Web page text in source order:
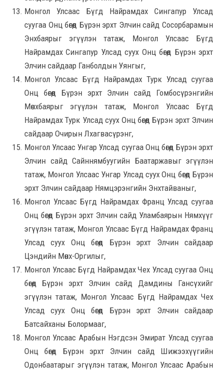
Монгол Улсаас Бүгд Найрамдах Сингапур Улсад
суугаа Онц бөгөөд Бүрэн эрхт Элчин сайд Сосорбарамын
Энхбаярыг эгүүлэн татаж, Монгол Улсаас Бүгд
Найрамдах Сингапур Улсад суух Онц бөгөөд Бүрэн эрхт
Элчин сайдаар Ганболдын Уянгыг,
Монгол Улсаас Бүгд Найрамдах Турк Улсад суугаа
Онц бөгөөд Бүрэн эрхт Элчин сайд Гомбосүрэнгийн
Мөнхбаярыг эгүүлэн татаж, Монгол Улсаас Бүгд
Найрамдах Турк Улсад суух Онц бөгөөд Бүрэн эрхт Элчин
сайдаар Очирын Лхагвасүрэнг,
Монгол Улсаас Унгар Улсад суугаа Онц бөгөөд Бүрэн эрхт
Элчин сайд Сайннямбуугийн Баатаржавыг эгүүлэн
татаж, Монгол Улсаас Унгар Улсад суух Онц бөгөөд Бүрэн
эрхт Элчин сайдаар Нямцэрэнгийн Энхтайваныг,
Монгол Улсаас Бүгд Найрамдах Франц Улсад суугаа
Онц бөгөөд Бүрэн эрхт Элчин сайд Уламбаярын Нямхүүг
эгүүлэн татаж, Монгол Улсаас Бүгд Найрамдах Франц
Улсад суух Онц бөгөөд Бүрэн эрхт Элчин сайдаар
Цэндийн Мөнх-Оргилыг,
Монгол Улсаас Бүгд Найрамдах Чех Улсад суугаа Онц
бөгөөд Бүрэн эрхт Элчин сайд Дамдины Гансүхийг
эгүүлэн татаж, Монгол Улсаас Бүгд Найрамдах Чех
Улсад суух Онц бөгөөд Бүрэн эрхт Элчин сайдаар
Батсайханы Болормааг,
Монгол Улсаас Арабын Нэгдсэн Эмират Улсад суугаа
Онц бөгөөд Бүрэн эрхт Элчин сайд Шижээхүүгийн
Одонбаатарыг эгүүлэн татаж, Монгол Улсаас Арабын